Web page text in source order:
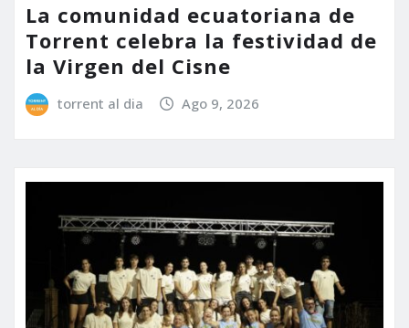
La comunidad ecuatoriana de
Torrent celebra la festividad de
la Virgen del Cisne
torrent al dia Ago 9, 2026